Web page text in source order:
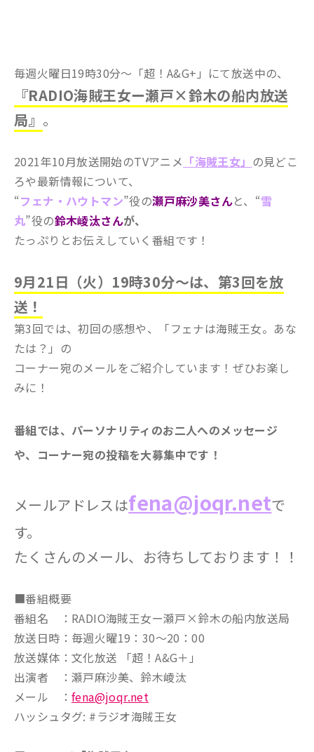
毎週火曜日19時30分～「超！A&G+」にて放送中の、
『RADIO海賊王女ー瀬戸×鈴木の船内放送
局』 。
2021年10月放送開始のTVアニメ 「海賊王女」 の見どこ
ろや最新情報について、
“フェナ・ハウトマン”役の瀬戸麻沙美さんと、“雪
丸”役の鈴木崚汰さんが、
たっぷりとお伝えしていく番組です！
9月21日（火）19時30分～は、第3回を放
送！
第3回では、初回の感想や、「フェナは海賊王女。あな
たは？」の
コーナー宛のメールをご紹介しています！ぜひお楽し
みに！
番組では、パーソナリティのお二人へのメッセージ
や、コーナー宛の投稿を大募集中です！
メールアドレスはfena@joqr.netで
す。
たくさんのメール、お待ちしております！！
■番組概要
番組名 ：RADIO海賊王女ー瀬戸×鈴木の船内放送局
放送日時：毎週火曜19：30～20：00
放送媒体：文化放送 「超！A&G＋」
出演者 ：瀬戸麻沙美、鈴木崚汰
メール ： fena@joqr.net
ハッシュタグ: #ラジオ海賊王女